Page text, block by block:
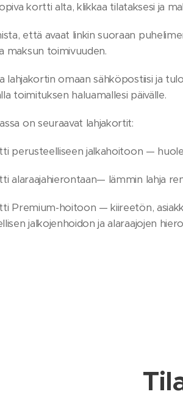
kortti alta, klikkaa tilataksesi ja
että avaat linkin suoraan
maksun toimivuuden.
lahjakortin omaan sähköpostiisi ja
toimituksen haluamallesi päivälle.
on seuraavat lahjakortit:
perusteelliseen jalkahoitoon —
alaraajahierontaan— lämmin lahja
Premium-hoitoon — kiireetön,
jalkojenhoidon ja alaraajojen